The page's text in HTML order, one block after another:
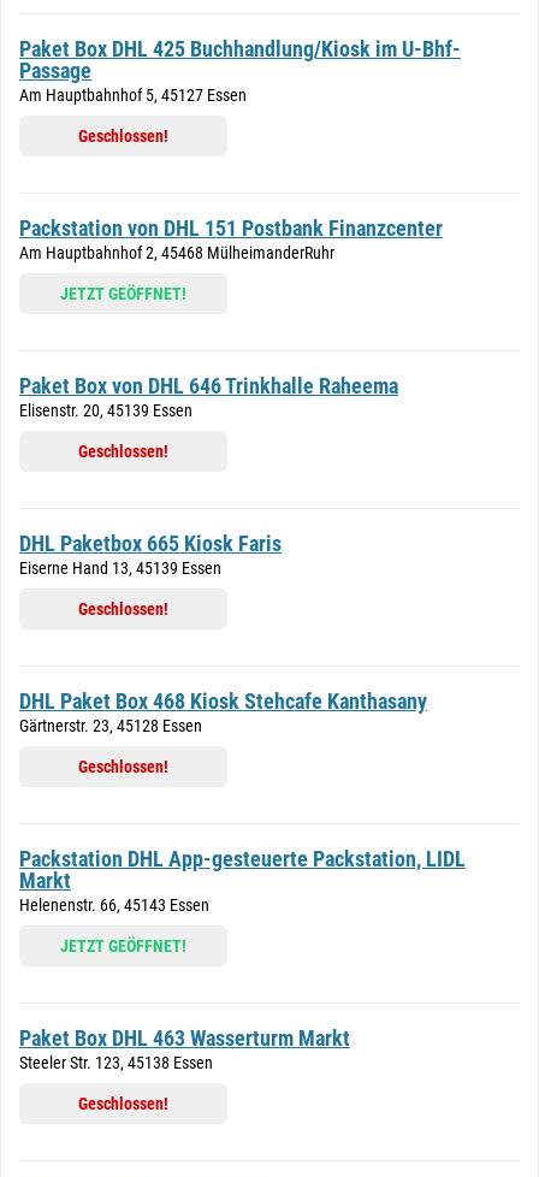
Paket Box DHL 425 Buchhandlung/Kiosk im U-Bhf-
Passage
Am Hauptbahnhof 5, 45127 Essen
Geschlossen!
Packstation von DHL 151 Postbank Finanzcenter
Am Hauptbahnhof 2, 45468 MülheimanderRuhr
JETZT GEÖFFNET!
Paket Box von DHL 646 Trinkhalle Raheema
Elisenstr. 20, 45139 Essen
Geschlossen!
DHL Paketbox 665 Kiosk Faris
Eiserne Hand 13, 45139 Essen
Geschlossen!
DHL Paket Box 468 Kiosk Stehcafe Kanthasany
Gärtnerstr. 23, 45128 Essen
Geschlossen!
Packstation DHL App-gesteuerte Packstation, LIDL
Markt
Helenenstr. 66, 45143 Essen
JETZT GEÖFFNET!
Paket Box DHL 463 Wasserturm Markt
Steeler Str. 123, 45138 Essen
Geschlossen!